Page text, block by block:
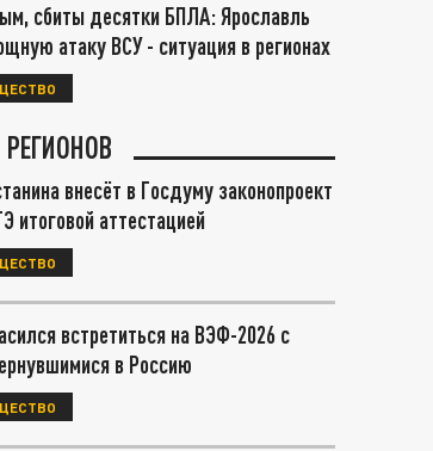
сбиты десятки БПЛА: Ярославль
атаку ВСУ - ситуация в регионах
внесёт в Госдуму законопроект
итоговой аттестацией
встретиться на ВЭФ-2026 с
в Россию